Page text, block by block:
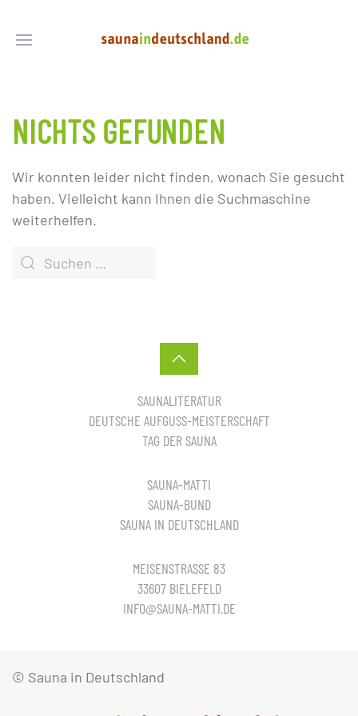
NICHTS GEFUNDEN
Wir konnten leider nicht finden, wonach Sie gesucht
haben. Vielleicht kann Ihnen die Suchmaschine
weiterhelfen.
SAUNALITERATUR
DEUTSCHE AUFGUSS-MEISTERSCHAFT
TAG DER SAUNA
SAUNA-MATTI
SAUNA-BUND
SAUNA IN DEUTSCHLAND
MEISENSTRASSE 83
33607 BIELEFELD
INFO@SAUNA-MATTI.DE
© Sauna in Deutschland